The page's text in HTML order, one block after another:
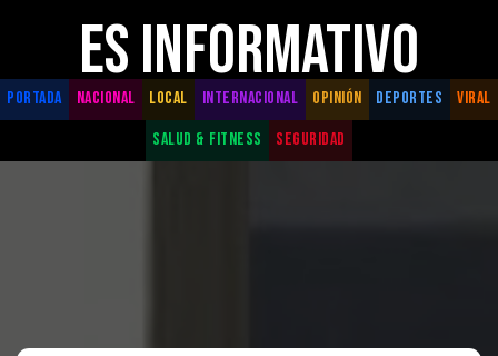
ES INFORMATIVO
PORTADA NACIONAL LOCAL INTERNACIONAL OPINIÓN DEPORTES
VIRAL
SALUD & FITNESS
SEGURIDAD